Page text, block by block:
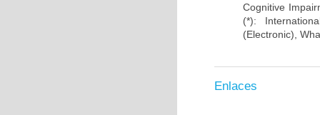
Cognitive
(*):
(Electronic),
Enlaces